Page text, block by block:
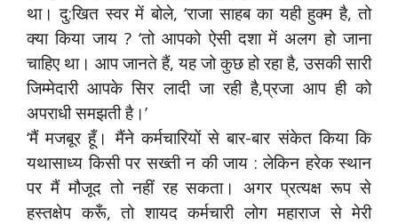
था। दु:खित स्वर में बोले, ‘राजा साहब का यही हुक्म है, तो
क्या किया जाय ? ‘तो आपको ऐसी दशा में अलग हो जाना
चाहिए था। आप जानते हैं, यह जो कुछ हो रहा है, उसकी सारी
जिम्मेदारी आपके सिर लादी जा रही है,प्रजा आप ही को
अपराधी समझती है।’
‘मैं मजबूर हूँ। मैंने कर्मचारियों से बार-बार संकेत किया कि
यथासाध्य किसी पर सख्ती न की जाय : लेकिन हरेक स्थान
पर मैं मौजूद तो नहीं रह सकता। अगर प्रत्यक्ष रूप से
हस्तक्षेप करूँ, तो शायद कर्मचारी लोग महाराज से मेरी